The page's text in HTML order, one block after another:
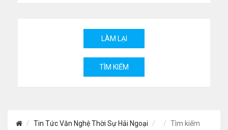
Tin Tức Văn Nghệ Thời Sự Hải Ngoại Tìm kiếm